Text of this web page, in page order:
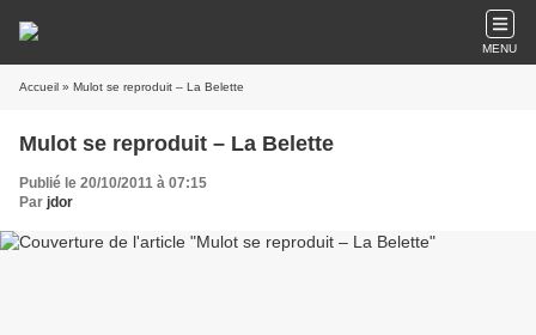
MENU
Accueil » Mulot se reproduit – La Belette
Mulot se reproduit – La Belette
Publié le 20/10/2011 à 07:15
Par jdor